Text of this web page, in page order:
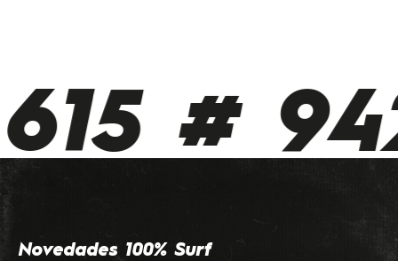
#
Novedades 100% Surf